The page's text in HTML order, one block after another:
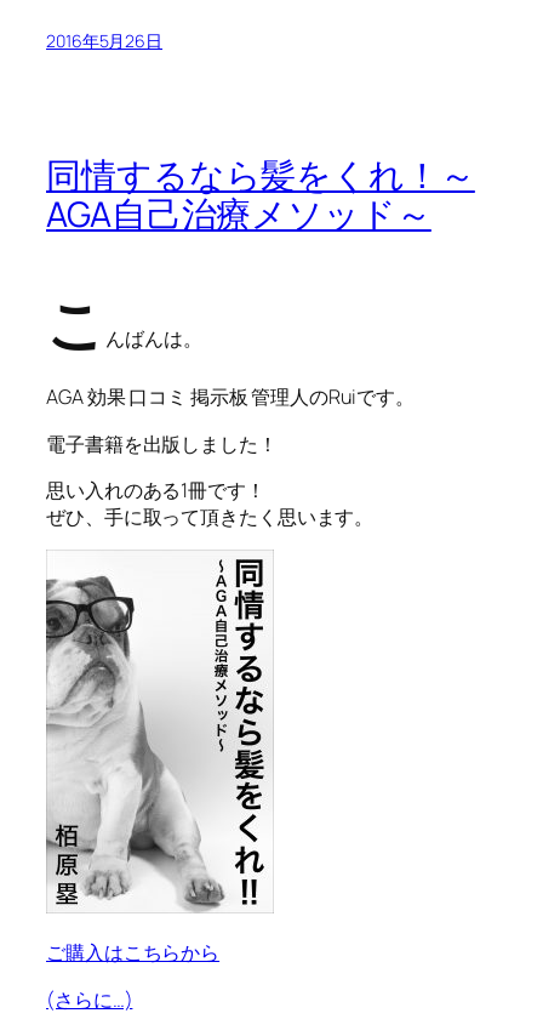
2016年5月26日
同情するなら髪をくれ！～
AGA自己治療メソッド～
こ んばんは。
AGA 効果 口コミ 掲示板 管理人のRuiです。
電子書籍を出版しました！
思い入れのある1冊です！
ぜひ、手に取って頂きたく思います。
ご購入はこちらから
(さらに…)